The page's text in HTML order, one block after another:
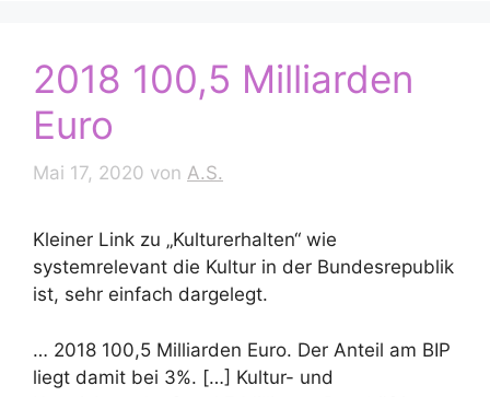
2018 100,5 Milliarden
Euro
Mai 17, 2020 von A.S.
Kleiner Link zu „Kulturerhalten“ wie
systemrelevant die Kultur in der Bundesrepublik
ist, sehr einfach dargelegt.
… 2018 100,5 Milliarden Euro. Der Anteil am BIP
liegt damit bei 3%. […] Kultur- und